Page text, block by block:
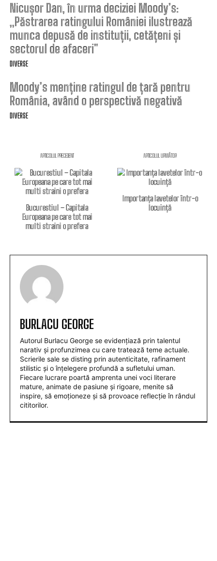
Nicușor Dan, în urma deciziei Moody’s:
„Păstrarea ratingului României ilustrează
munca depusă de instituții, cetățeni și
sectorul de afaceri”
DIVERSE
Moody’s menține ratingul de țară pentru
România, având o perspectivă negativă
DIVERSE
ARTICOLUL PRECEDENT
Bucurestiul – Capitala
Europeana pe care tot mai
multi straini o prefera
ARTICOLUL URMĂTOR
Importanța lavetelor într-o
locuință
BURLACU GEORGE
Autorul Burlacu George se evidențiază prin talentul
narativ și profunzimea cu care tratează teme actuale.
Scrierile sale se disting prin autenticitate, rafinament
stilistic și o înțelegere profundă a sufletului uman.
Fiecare lucrare poartă amprenta unei voci literare
mature, animate de pasiune și rigoare, menite să
inspire, să emoționeze și să provoace reflecție în rândul
cititorilor.